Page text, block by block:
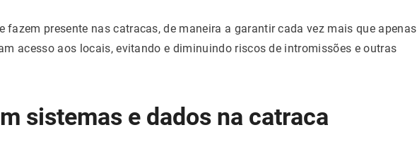
fazem presente nas catracas, de maneira a garantir cada vez mais que apenas
acesso aos locais, evitando e diminuindo riscos de intromissões e outras
sistemas e dados na catraca